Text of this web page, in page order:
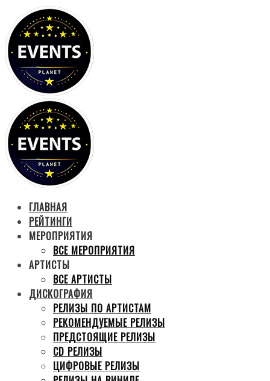
ГЛАВНАЯ
РЕЙТИНГИ
МЕРОПРИЯТИЯ
ВСЕ МЕРОПРИЯТИЯ
АРТИСТЫ
ВСЕ АРТИСТЫ
ДИСКОГРАФИЯ
РЕЛИЗЫ ПО АРТИСТАМ
РЕКОМЕНДУЕМЫЕ РЕЛИЗЫ
ПРЕДСТОЯЩИЕ РЕЛИЗЫ
CD РЕЛИЗЫ
ЦИФРОВЫЕ РЕЛИЗЫ